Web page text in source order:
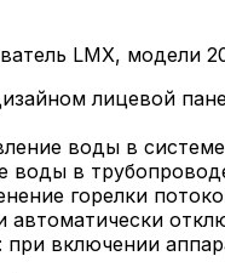
LMX, модели
лицевой
воды в
воды в
горелки
при включении